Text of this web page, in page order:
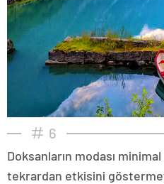
6
Doksanların modası
tekrardan etkisini